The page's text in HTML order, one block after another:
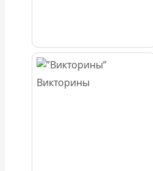
Викторины